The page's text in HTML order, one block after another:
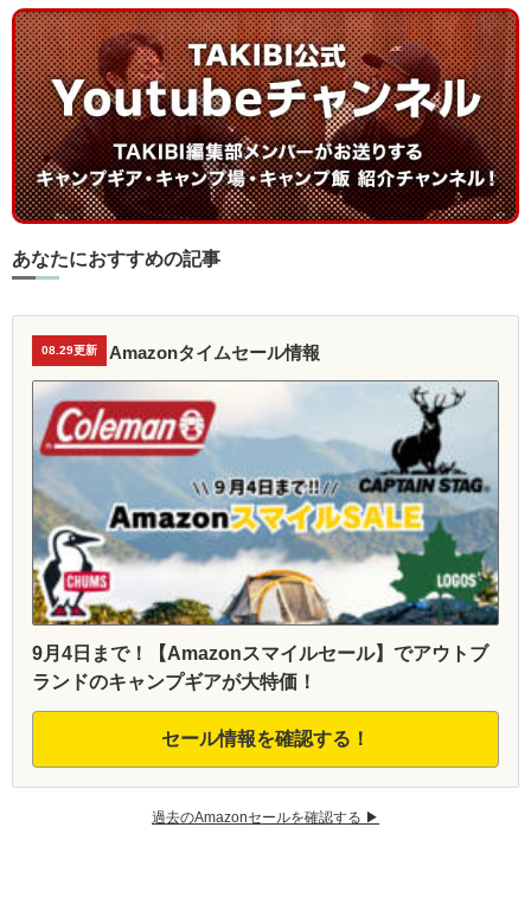
あなたにおすすめの記事
08.29更新 Amazonタイムセール情報
9月4日まで！【Amazonスマイルセール】でアウトブ
ランドのキャンプギアが大特価！
セール情報を確認する！
過去のAmazonセールを確認する ▶︎